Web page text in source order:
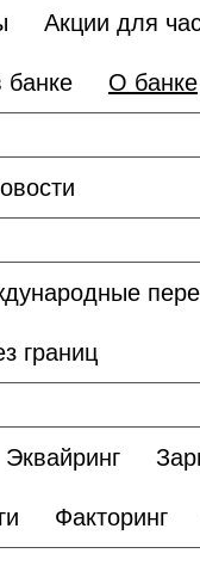
Акции для
банке О банке
границ
Эквайринг
Факторинг